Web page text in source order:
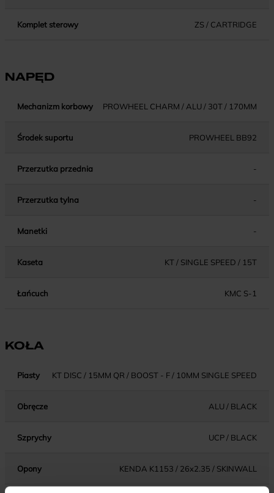
Komplet sterowy ZS / CARTRIDGE
NAPĘD
Mechanizm korbowy PROWHEEL CHARM / ALU / 30T / 170MM
Środek suportu PROWHEEL BB92
Przerzutka przednia -
Przerzutka tylna -
Manetki -
Kaseta KT / SINGLE SPEED / 15T
Łańcuch KMC S-1
KOŁA
Piasty KT DISC / 15MM QR / BOOST - F / 10MM SINGLE SPEED
Obręcze ALU / BLACK
Szprychy UCP / BLACK
Opony KENDA K1153 / 26x2.35 / SKINWALL